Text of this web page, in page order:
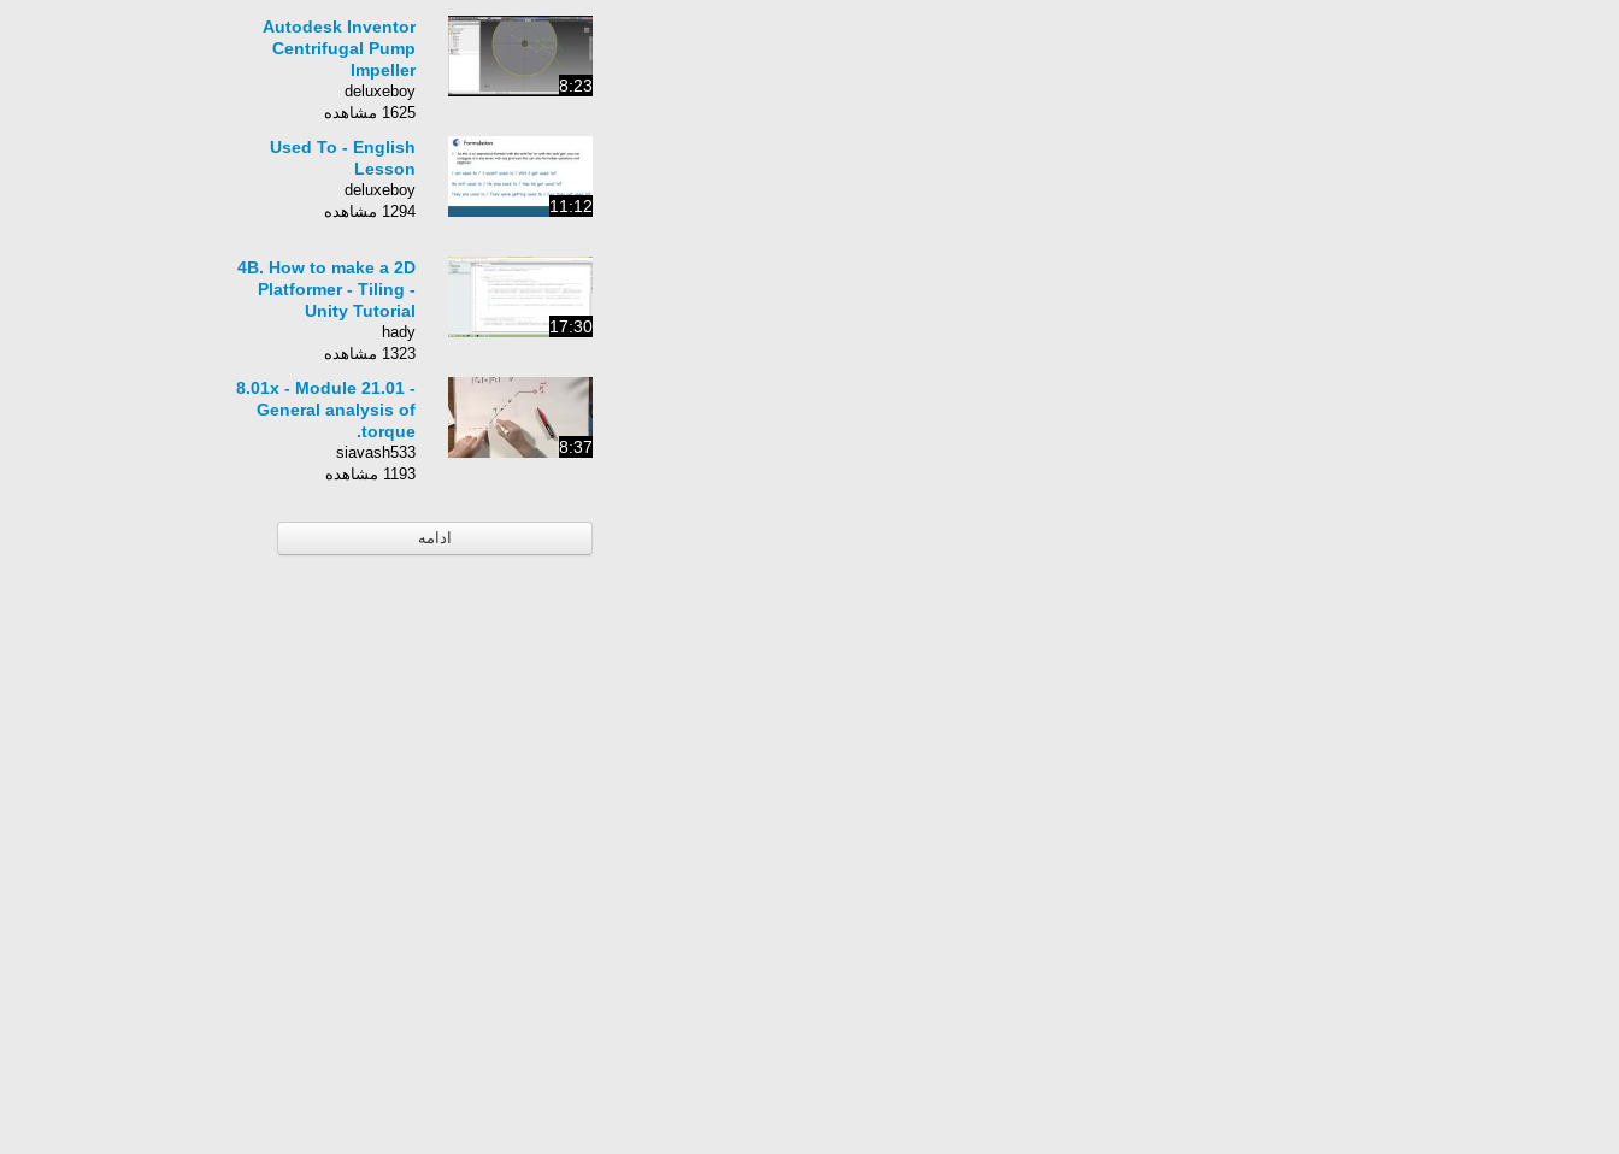
8:23
Autodesk Inventor
Centrifugal Pump
Impeller
deluxeboy
1625 مشاهده
11:12
Used To - English
Lesson
deluxeboy
1294 مشاهده
17:30
4B. How to make a 2D
Platformer - Tiling -
Unity Tutorial
hady
1323 مشاهده
8:37
8.01x - Module 21.01 -
General analysis of
torque.
siavash533
1193 مشاهده
ادامه